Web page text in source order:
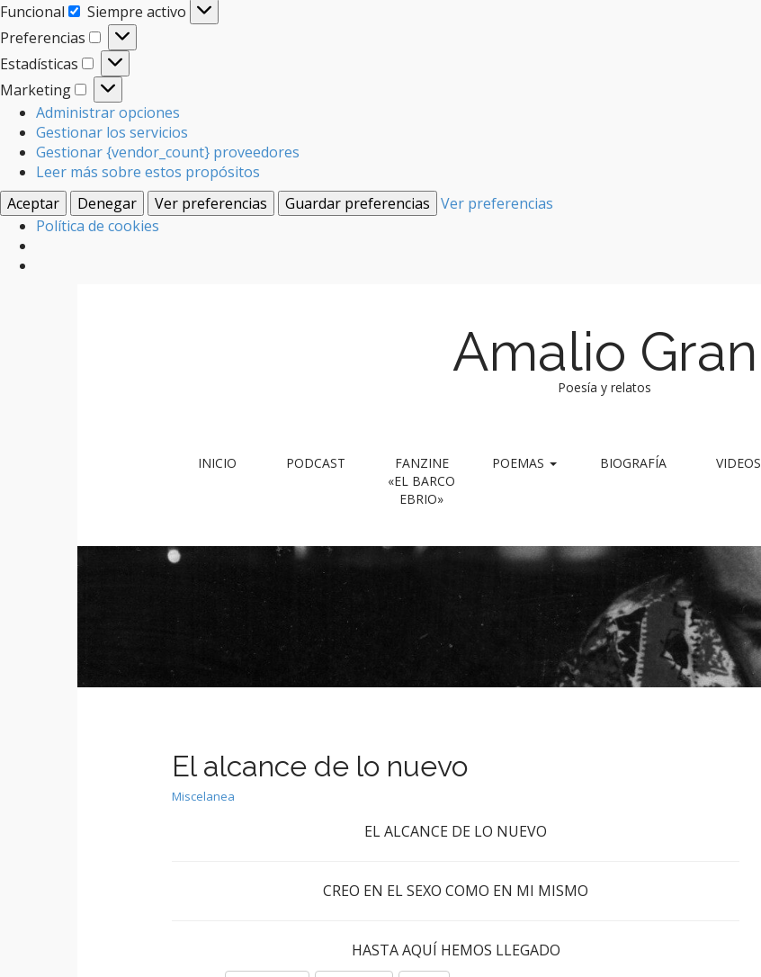
Funcional
Funcional
Siempre activo
Preferencias
Preferencias
Estadísticas
Estadísticas
Marketing
Marketing
Administrar opciones
Gestionar los servicios
Gestionar {vendor_count} proveedores
Leer más sobre estos propósitos
Aceptar
Denegar Ver preferencias Guardar preferencias Ver preferencias
Política de cookies
Amalio Gran
Poesía y relatos
m
u
o
n
n
INICIO PODCAST
FANZINE
«EL BARCO
EBRIO»
POEMAS BIOGRAFÍA VIDEOS
El alcance de lo nuevo
Miscelanea
EL ALCANCE DE LO NUEVO
CREO EN EL SEXO COMO EN MI MISMO
HASTA AQUÍ HEMOS LLEGADO